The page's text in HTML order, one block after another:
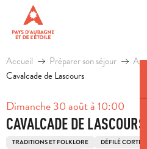
contenu
principal
Accueil Préparer son séjour
Cavalcade de Lascours
Dimanche 30 août à 10:00
CAVALCADE DE LASCOURS
TRADITIONS ET FOLKLORE DÉFILÉ